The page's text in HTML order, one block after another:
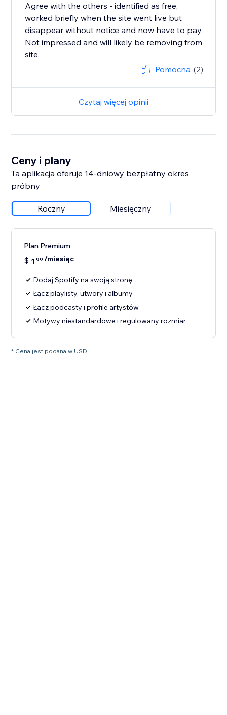
Agree with the others - identified as free,
worked briefly when the site went live but
disappear without notice and now have to pay.
Not impressed and will likely be removing from
site.
Pomocna (2)
Czytaj więcej opinii
Ceny i plany
Ta aplikacja oferuje 14-dniowy bezpłatny okres
próbny
Roczny Miesięczny
Plan Premium
$ 1 99 /miesiąc
Dodaj Spotify na swoją stronę
Łącz playlisty, utwory i albumy
Łącz podcasty i profile artystów
Motywy niestandardowe i regulowany rozmiar
* Cena jest podana w USD.